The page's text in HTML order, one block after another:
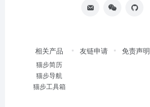
相关产品
猫步简历
猫步导航
猫步工具箱
友链申请 免责声明